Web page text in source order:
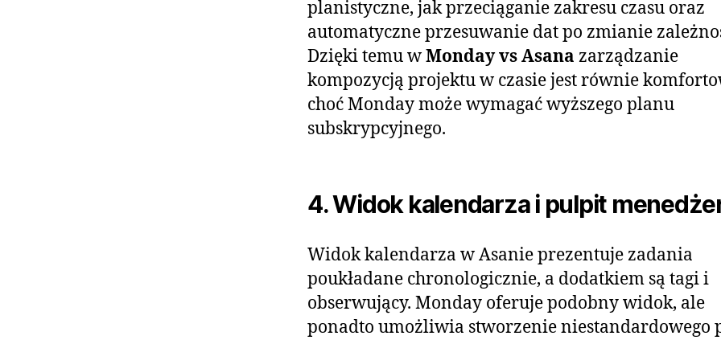
planistyczne, jak przeciąganie zakresu czasu oraz
automatyczne przesuwanie dat po zmianie
Dzięki temu wMonday vs Asana zarządzanie
kompozycją projektu w czasie jest równie
choć Monday może wymagać wyższego planu
subskrypcyjnego.
4. Widok kalendarza i pulpit
Widok kalendarza w Asanie prezentuje zadania
poukładane chronologicznie, a dodatkiem są tagi i
obserwujący. Monday oferuje podobny widok, ale
ponadto umożliwia stworzenie niestandardowego